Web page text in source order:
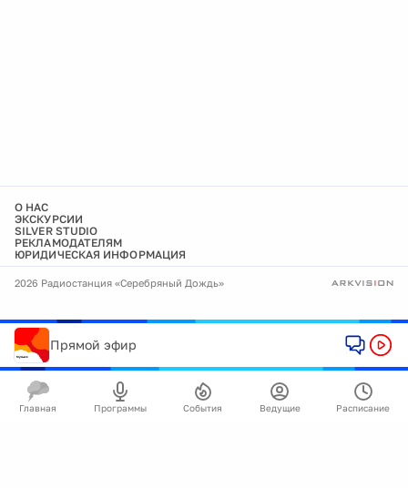
О НАС
ЭКСКУРСИИ
SILVER STUDIO
РЕКЛАМОДАТЕЛЯМ
ЮРИДИЧЕСКАЯ ИНФОРМАЦИЯ
2026 Радиостанция «Серебряный Дождь»
Прямой эфир
Главная Программы События Ведущие Расписание